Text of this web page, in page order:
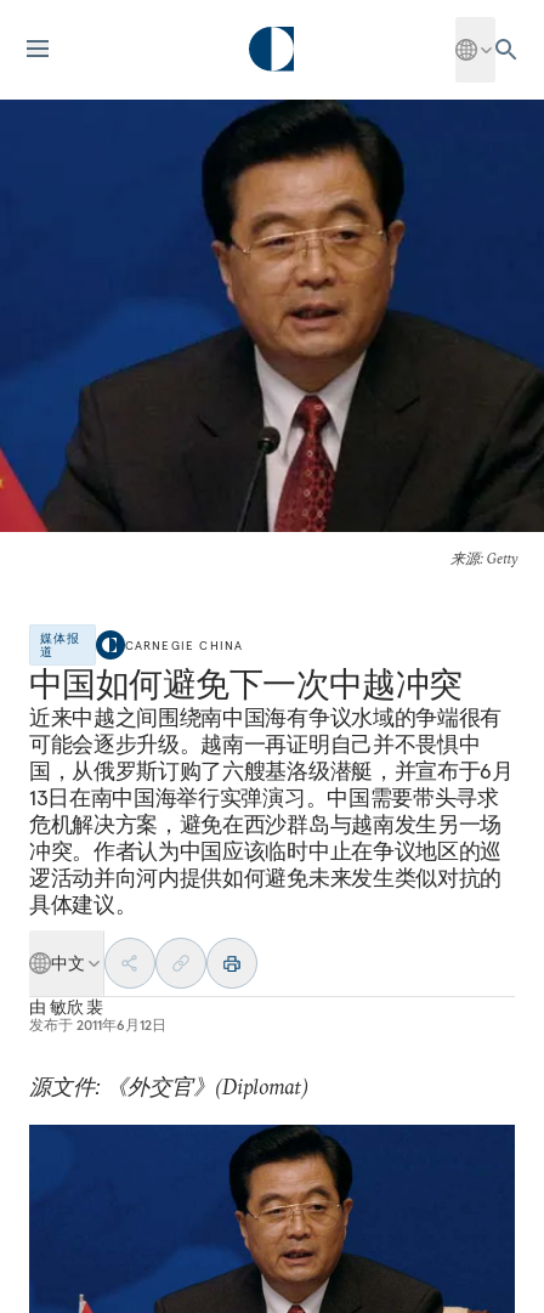
来源: Getty
媒体报
道
CARNEGIE CHINA
中国如何避免下一次中越冲突
近来中越之间围绕南中国海有争议水域的争端很有
可能会逐步升级。越南一再证明自己并不畏惧中
国，从俄罗斯订购了六艘基洛级潜艇，并宣布于6月
13日在南中国海举行实弹演习。中国需要带头寻求
危机解决方案，避免在西沙群岛与越南发生另一场
冲突。作者认为中国应该临时中止在争议地区的巡
逻活动并向河内提供如何避免未来发生类似对抗的
具体建议。
中文
由 敏欣 裴
发布于 2011年6月12日
源文件: 《外交官》(Diplomat)